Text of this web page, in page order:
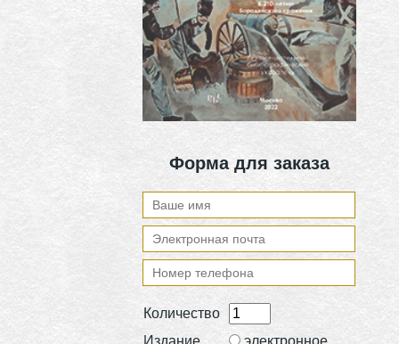
Форма для заказа
Количество
Издание
электронное